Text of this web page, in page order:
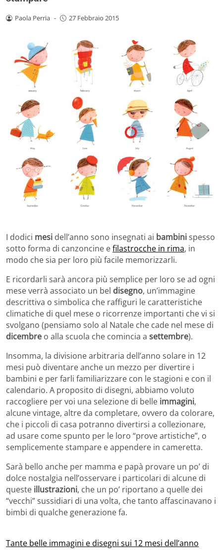
Paola Perria - 27 Febbraio 2015
I dodici mesi dell’anno sono insegnati ai bambinispesso
sotto forma di canzoncine efilastrocche in rima, in
modo che sia per loro più facile memorizzarli.
E ricordarli sarà ancora più semplice per loro se ad ogni
mese verrà associato un bel disegno, un’immagine
descrittiva o simbolica che raffiguri le caratteristiche
climatiche di quel mese o ricorrenze importanti che vi si
svolgano (pensiamo solo al Natale che cade nel mese di
dicembre o alla scuola che comincia a settembre).
Insomma, la divisione arbitraria dell’anno solare in 12
mesi può diventare anche un mezzo per divertire i
bambini e per farli familiarizzare con le stagioni e con il
calendario. A proposito di disegni, abbiamo voluto
raccogliere per voi una selezione di belle immagini,
alcune vintage, altre da completare, ovvero da colorare,
che i piccoli di casa potranno divertirsi a collezionare,
ad usare come spunto per le loro “prove artistiche”, o
semplicemente stampare e appendere in cameretta.
Sarà bello anche per mamma e papà provare un po’ di
dolce nostalgia nell’osservare i particolari di alcune di
queste illustrazioni, che un po’ riportano a quelle dei
“vecchi” sussidiari di una volta, che tanto affascinavano i
bimbi di qualche generazione fa.
Tante belle immagini e disegni sui 12 mesi dell’anno